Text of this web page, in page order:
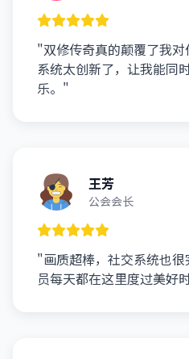
"双修传奇真的颠覆了我
系统太创新了，让我能同
乐。"
王芳
公会会长
"画质超棒，社交系统也
员每天都在这里度过美好